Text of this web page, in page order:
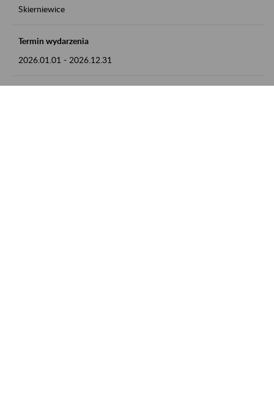
Skierniewice
Termin wydarzenia
2026.01.01 - 2026.12.31